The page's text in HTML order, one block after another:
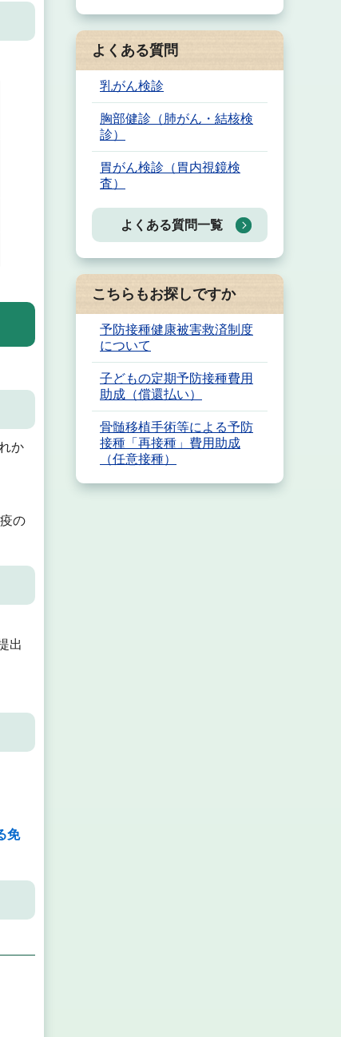
か
の
出
免
よくある質問
乳がん検診
胸部健診（肺がん・結核検
診）
胃がん検診（胃内視鏡検
査）
よくある質問一覧
こちらもお探しですか
予防接種健康被害救済制度
について
子どもの定期予防接種費用
助成（償還払い）
骨髄移植手術等による予防
接種「再接種」費用助成
（任意接種）